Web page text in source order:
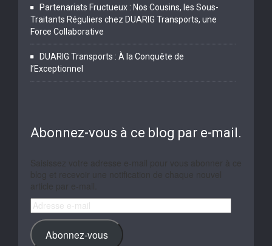
Partenariats Fructueux : Nos Cousins, les Sous-
Traitants Réguliers chez DUARIG Transports, une
Force Collaborative
DUARIG Transports : À la Conquête de
l’Exceptionnel
Abonnez-vous à ce blog par e-mail.
Adresse
e-
mail
Abonnez-vous